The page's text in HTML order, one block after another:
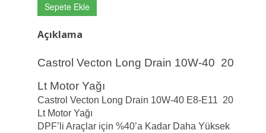
Sepete Ekle
Açıklama
Castrol Vecton Long Drain 10W-40 20
Lt Motor Yağı
Castrol Vecton Long Drain 10W-40 E8-E11 20
Lt Motor Yağı
DPF’li Araçlar için %40’a Kadar Daha Yüksek